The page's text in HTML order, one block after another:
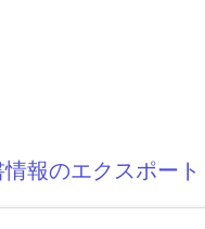
情報のエクスポー